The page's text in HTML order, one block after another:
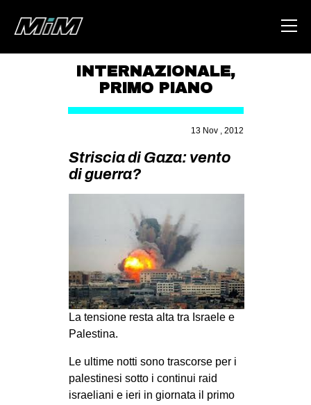
HOME
ABOUT
AREA
DEGENERAZIONE
GAZA FREESTYLE
CSOA LAMBRETTA
MSM
STUDENTI TSUNAMI
ZAM
MILANO
SPAZI
SPORT POPOLARE
INTERNAZIONALE,
PRIMO PIANO
13 Nov , 2012
Striscia di Gaza: vento
di guerra?
La tensione resta alta tra Israele e
Palestina.
Le ultime notti sono trascorse per i
palestinesi sotto i continui raid
israeliani e ieri in giornata il primo